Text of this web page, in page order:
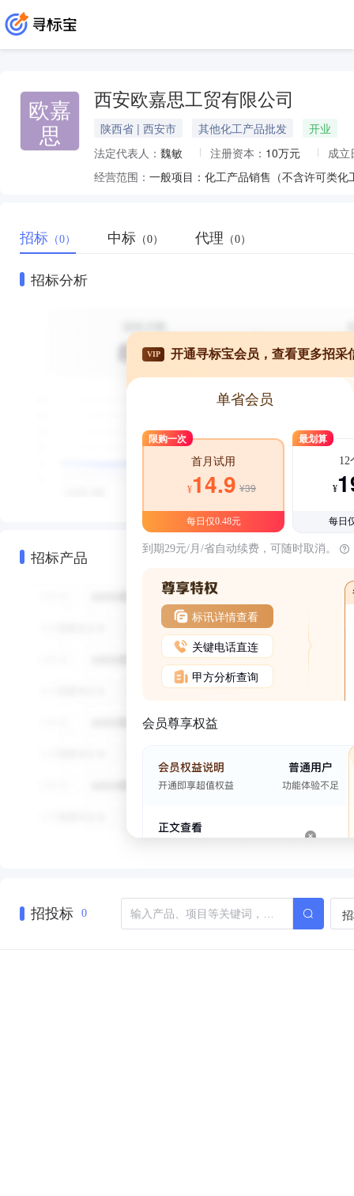
欧嘉
思
西安欧嘉思工贸有限公司
陕西省 | 西安市 其他化工产品批发
开业
法定代表人： 魏敏 注册资本： 10万元
成立
经营范围：
招标 （0） 中标 （0） 代理 （0）
招标分析
招标产品
VIP 开通寻标宝会员，查看更多招采
单省会员
限购一次
首月试用
¥14.9 ¥39
每日仅0.48元
最划算
12
¥
每日
到期29元/月/省自动续费，可随时取消。
标讯详情查看
关键电话直连
甲方分析查询
会员尊享权益
招投标 0